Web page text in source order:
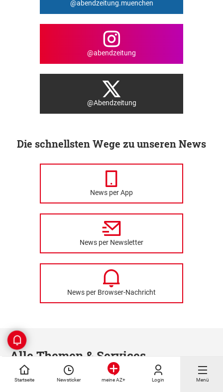
Startseite Newsticker meine AZ+ Login Menü
@abendzeitung.muenchen
@abendzeitung
@Abendzeitung
Die schnellsten Wege zu unseren News
News per App
News per Newsletter
News per Browser-Nachricht
Alle Themen & Services
Nachrichten